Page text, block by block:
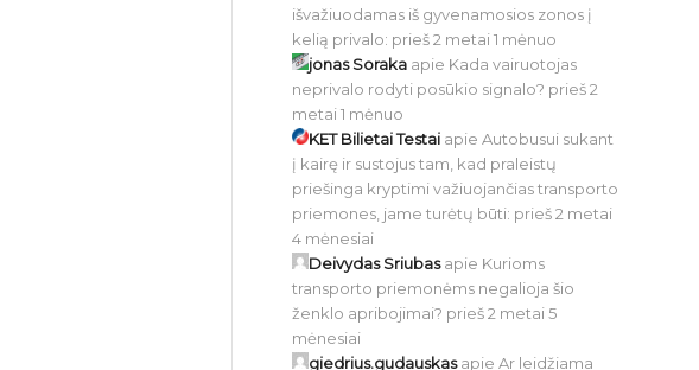
išvažiuodamas iš gyvenamosios zonos į
kelią privalo: prieš 2 metai 1 mėnuo
jonas Soraka apie Kada vairuotojas
neprivalo rodyti posūkio signalo? prieš 2
metai 1 mėnuo
KET Bilietai Testai apieAutobusui sukant
į kairę ir sustojus tam, kad praleistų
priešinga kryptimi važiuojančias transporto
priemones, jame turėtų būti: prieš 2 metai
4 mėnesiai
Deivydas Sriubasapie Kurioms
transporto priemonėms negalioja šio
ženklo apribojimai? prieš 2 metai 5
mėnesiai
giedrius.gudauskasapieAr leidžiama